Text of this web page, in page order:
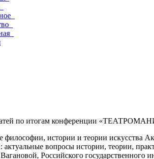
по итогам конференции
философии, истории и теории искусства
вопросы истории, теории,
Российского государственного